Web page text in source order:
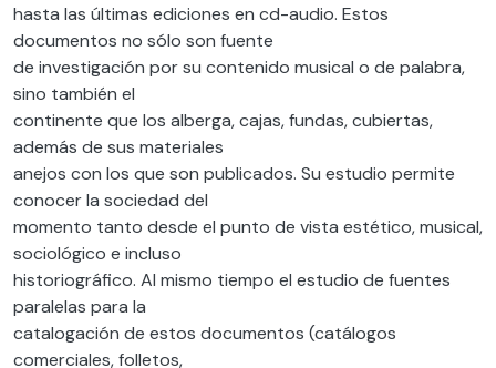
hasta las últimas ediciones en cd-audio. Estos
documentos no sólo son fuente
de investigación por su contenido musical o de palabra,
sino también el
continente que los alberga, cajas, fundas, cubiertas,
además de sus materiales
anejos con los que son publicados. Su estudio permite
conocer la sociedad del
momento tanto desde el punto de vista estético, musical,
sociológico e incluso
historiográfico. Al mismo tiempo el estudio de fuentes
paralelas para la
catalogación de estos documentos (catálogos
comerciales, folletos,